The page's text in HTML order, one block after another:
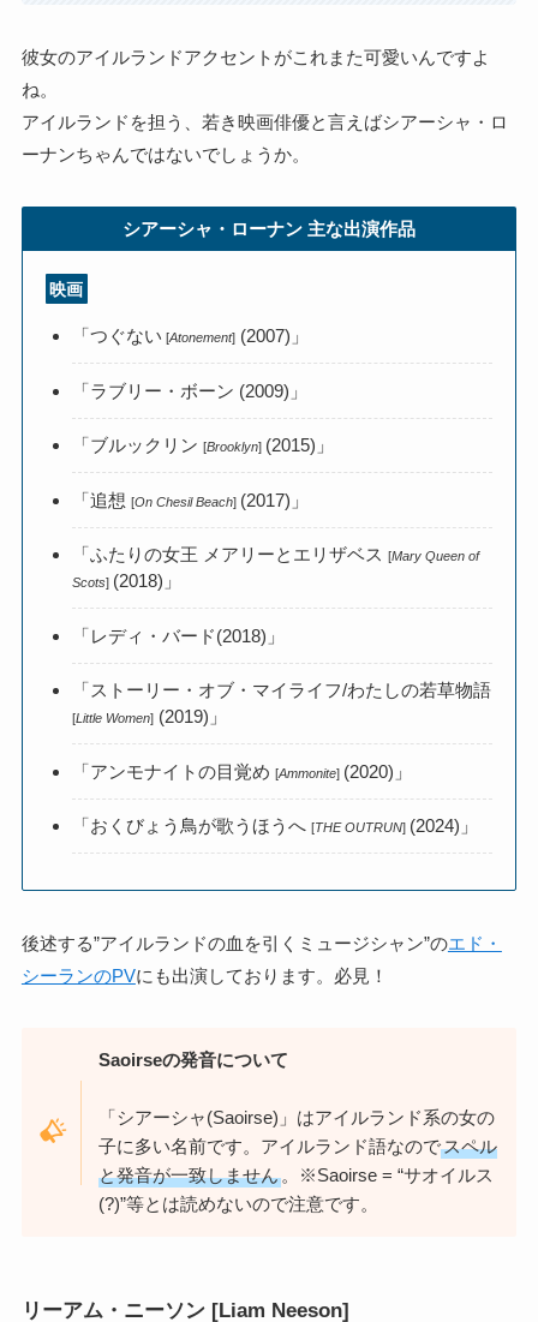
彼女のアイルランドアクセントがこれまた可愛いんですよ
ね。
アイルランドを担う、若き映画俳優と言えばシアーシャ・ロ
ーナンちゃんではないでしょうか。
シアーシャ・ローナン 主な出演作品
映画
「つぐない [Atonement] (2007)」
「ラブリー・ボーン (2009)」
「ブルックリン[Brooklyn] (2015)」
「追想[On Chesil Beach] (2017)」
「ふたりの女王 メアリーとエリザベス[Mary Queen of
Scots] (2018)」
「レディ・バード(2018)」
「ストーリー・オブ・マイライフ/わたしの若草物語
[Little Women] (2019)」
「アンモナイトの目覚め[Ammonite] (2020)」
「おくびょう鳥が歌うほうへ[THE OUTRUN] (2024)」
後述する”アイルランドの血を引くミュージシャン”のエド・
シーランのPVにも出演しております。必見！
Saoirseの発音について
「シアーシャ(Saoirse)」はアイルランド系の女の
子に多い名前です。アイルランド語なのでスペル
と発音が一致しません。※Saoirse = “サオイルス
(?)”等とは読めないので注意です。
リーアム・ニーソン [Liam Neeson]